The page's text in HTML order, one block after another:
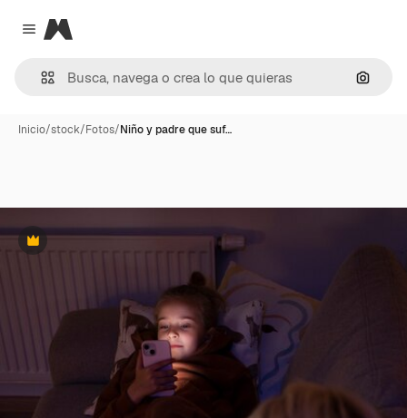
Close menu
Magnific
Inicio/stock/Fotos/Niño y padre que suf…
Premium